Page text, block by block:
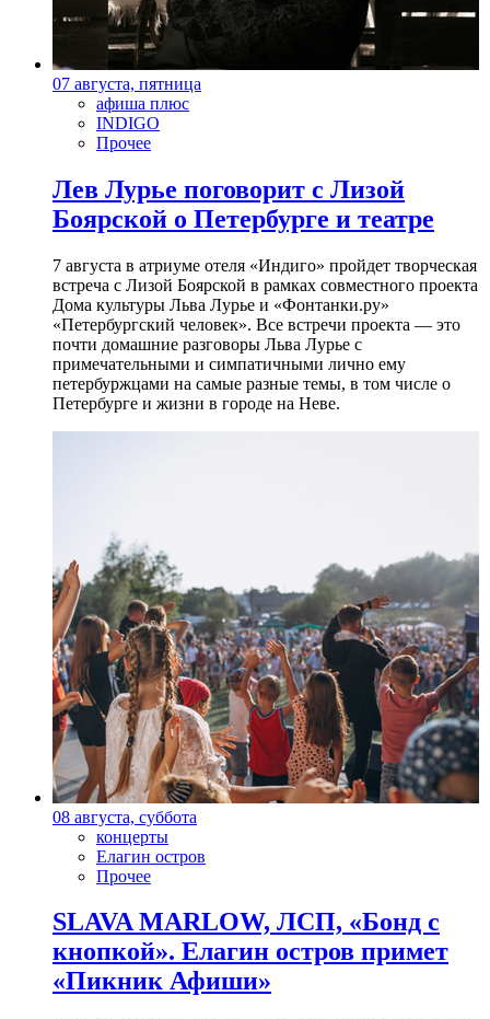
07 августа, пятница
афиша плюс
INDIGO
Прочее
Лев Лурье поговорит с Лизой
Боярской о Петербурге и театре
7 августа в атриуме отеля «Индиго» пройдет творческая
встреча с Лизой Боярской в рамках совместного проекта
Дома культуры Льва Лурье и «Фонтанки.ру»
«Петербургский человек». Все встречи проекта — это
почти домашние разговоры Льва Лурье с
примечательными и симпатичными лично ему
петербуржцами на самые разные темы, в том числе о
Петербурге и жизни в городе на Неве.
08 августа, суббота
концерты
Елагин остров
Прочее
SLAVA MARLOW, ЛСП, «Бонд с
кнопкой». Елагин остров примет
«Пикник Афиши»